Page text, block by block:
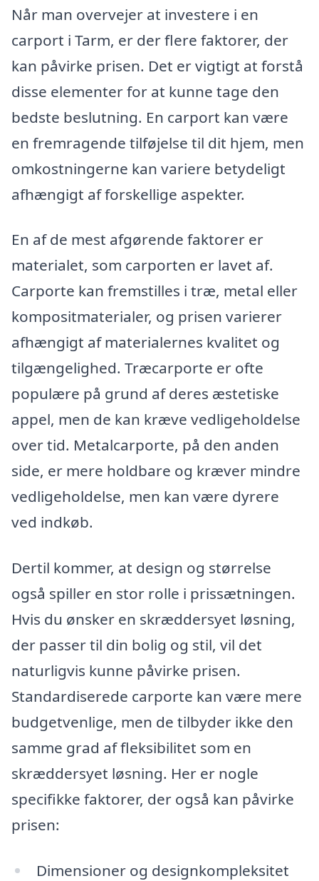
Når man overvejer at investere i en
carport i Tarm, er der flere faktorer, der
kan påvirke prisen. Det er vigtigt at forstå
disse elementer for at kunne tage den
bedste beslutning. En carport kan være
en fremragende tilføjelse til dit hjem, men
omkostningerne kan variere betydeligt
afhængigt af forskellige aspekter.
En af de mest afgørende faktorer er
materialet, som carporten er lavet af.
Carporte kan fremstilles i træ, metal eller
kompositmaterialer, og prisen varierer
afhængigt af materialernes kvalitet og
tilgængelighed. Træcarporte er ofte
populære på grund af deres æstetiske
appel, men de kan kræve vedligeholdelse
over tid. Metalcarporte, på den anden
side, er mere holdbare og kræver mindre
vedligeholdelse, men kan være dyrere
ved indkøb.
Dertil kommer, at design og størrelse
også spiller en stor rolle i prissætningen.
Hvis du ønsker en skræddersyet løsning,
der passer til din bolig og stil, vil det
naturligvis kunne påvirke prisen.
Standardiserede carporte kan være mere
budgetvenlige, men de tilbyder ikke den
samme grad af fleksibilitet som en
skræddersyet løsning. Her er nogle
specifikke faktorer, der også kan påvirke
prisen:
Dimensioner og designkompleksitet